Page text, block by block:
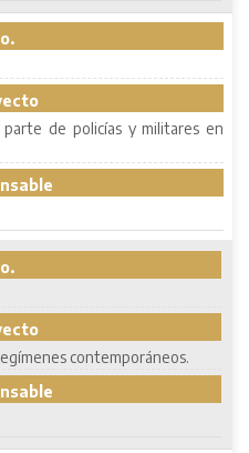
de policías y militares en
contemporáneos.